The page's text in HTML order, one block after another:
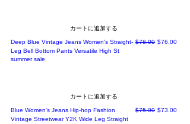
カートに追加する
Deep Blue Vintage Jeans Women's Straight-
Leg Bell Bottom Pants Versatile High St
通常価格
$78.00 セール価格
$76.00
summer sale
カートに追加する
Blue Women's Jeans Hip-hop Fashion
Vintage Streetwear Y2K Wide Leg Straight
通常価格
$75.00 セール価格
$73.00